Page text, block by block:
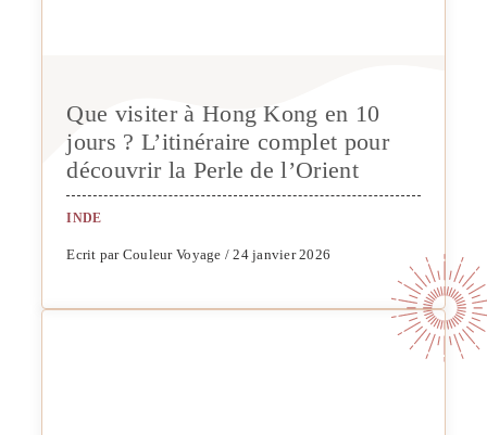
Que visiter à Hong Kong en 10
jours ? L’itinéraire complet pour
découvrir la Perle de l’Orient
INDE
Ecrit par Couleur Voyage / 24 janvier 2026